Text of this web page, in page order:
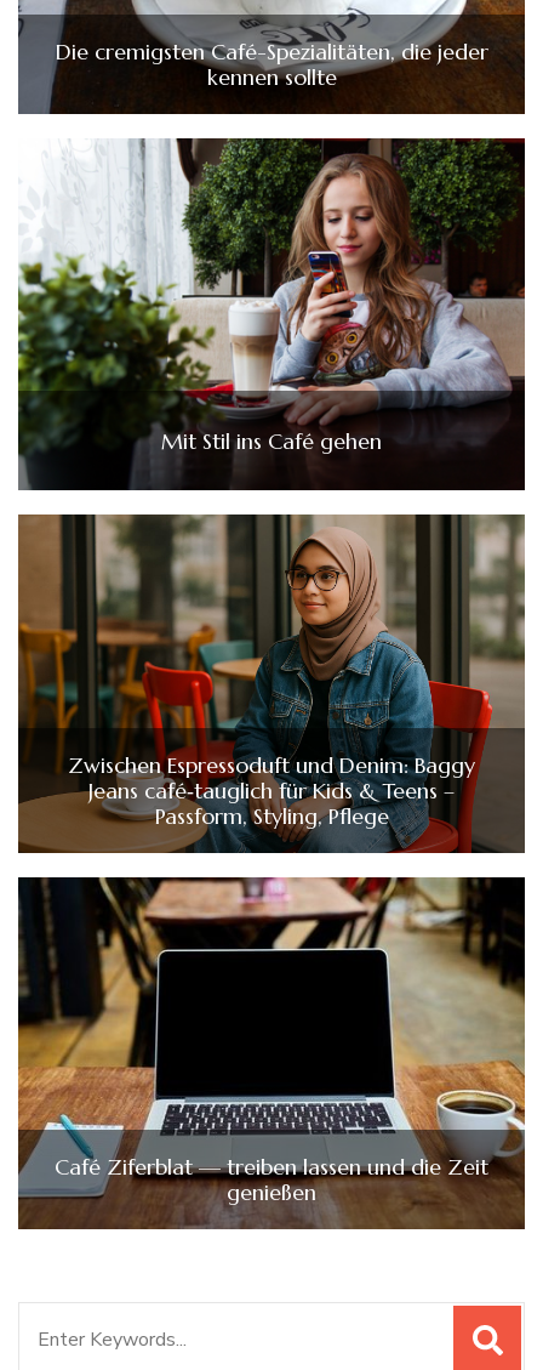
Die cremigsten Café-Spezialitäten, die jeder
kennen sollte
Mit Stil ins Café gehen
Zwischen Espressoduft und Denim: Baggy
Jeans café‑tauglich für Kids & Teens –
Passform, Styling, Pflege
Café Ziferblat — treiben lassen und die Zeit
genießen